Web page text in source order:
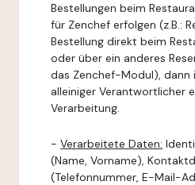
Bestellungen beim
für Zenchef erfolgen (z.B.:
Bestellung direkt beim
oder über ein anderes
das Zenchef-Modul), dann
alleiniger Verantwortlicher
Verarbeitung.
- Verarbeitete Daten:
(Name, Vorname),
(Telefonnummer, E-Mail-